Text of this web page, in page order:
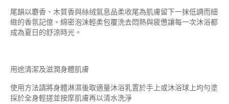
尾韻以麝香、木質香與絲绒氣息品柔收尾為肌膚留下一抹低調而細
緻的香氛記億。綿密泡沫輕柔包覆洗去悶熱與疲憊讓每一次沐浴都
成為夏日的舒涼時光。
用途清潔及滋潤身體肌膚
使用方法請將身體淋濕後取適量沐浴乳置於手上或沐浴球上均勻塗
採於全身輕搓並按摩肌膚再以清水洗淨